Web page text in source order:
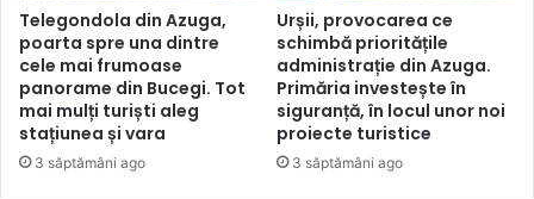
Telegondola din Azuga,
poarta spre una dintre
cele mai frumoase
panorame din Bucegi. Tot
mai mulți turiști aleg
stațiunea și vara
3 săptămâni ago
Urșii, provocarea ce
schimbă prioritățile
administrație din Azuga.
Primăria investește în
siguranță, în locul unor noi
proiecte turistice
3 săptămâni ago